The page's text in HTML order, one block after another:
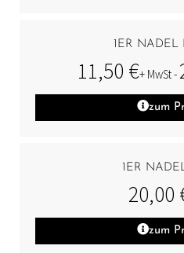
1ER NADEL
11,50 €+ MwSt -
zum
1ER
20,00
zum